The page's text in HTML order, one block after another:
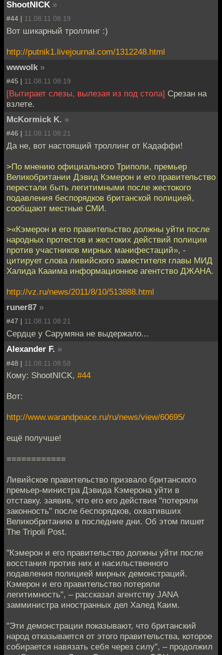
ShootNICK »
#44 | 11.08.11 08:19
Вот шикарный троллинг :)
http://putnik1.livejournal.com/1312248.html
wwwolk »
#45 | 11.08.11 08:19
[Вытирает слезы, вылезая из под стола] Срезан на
взлете.
McKormick K. »
#46 | 11.08.11 08:21
Да не, вот настоящий троллинг от Кадаффи!
>По мнению официального Триполи, премьер
Великобритании Дэвид Кэмерон и его правительство
перестали быть легитимными после жестокого
подавления беспорядков британской полицией,
сообщают местные СМИ.
>«Кэмерон и его правительство должны уйти после
народных протестов и жестоких действий полиции
против участников мирных манифестаций», -
цитирует слова ливийского заместителя главы МИД
Халида Кааима информационное агентство ДЖАНА.
http://vz.ru/news/2011/8/10/513888.html
runer87 »
#47 | 11.08.11 08:21
Сердце у Сарумяна не выдержало...
Alexander F. »
#48 | 11.08.11 08:58
Кому: ShootNICK, #44
Вот:
http://www.warandpeace.ru/ru/news/view/60695/
ещё получше!
============
Ливийское правительство призвало британского
премьер-министра Дэвида Кэмерона уйти в
отставку. заявив, что его его действия "потеряли
законность" после беспорядков, охвативших
Великобританию в последние дни. Об этом пишет
The Tripoli Post.
"Кэмерон и его правительство должны уйти после
восстания против них и насильственного
подавления полицией мирных демонстраций.
Кэмерон и его правительство потеряли
легитимность", – рассказал агентству JANA
замминистра иностранных дел Халед Каим.
"Эти демонстрации показывают, что британский
народ отказывается от этого правительства, которое
собирается навязать себя через силу", – продолжил